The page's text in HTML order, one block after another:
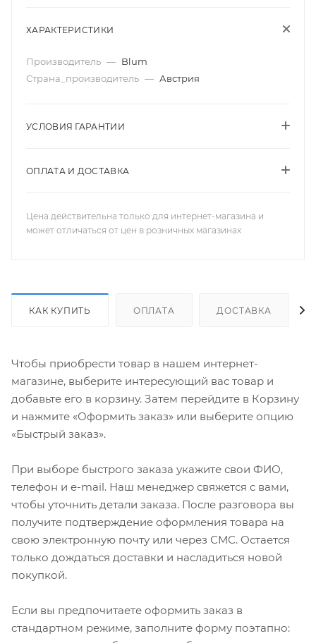
ХАРАКТЕРИСТИКИ
Производитель — Blum
Страна_производитель — Австрия
УСЛОВИЯ ГАРАНТИИ
ОПЛАТА И ДОСТАВКА
Цена действительна только для интернет-магазина и
может отличаться от цен в розничных магазинах
КАК КУПИТЬ ОПЛАТА ДОСТАВКА
Чтобы приобрести товар в нашем интернет-
магазине, выберите интересующий вас товар и
добавьте его в корзину. Затем перейдите в Корзину
и нажмите «Оформить заказ» или выберите опцию
«Быстрый заказ».
При выборе быстрого заказа укажите свои ФИО,
телефон и e-mail. Наш менеджер свяжется с вами,
чтобы уточнить детали заказа. После разговора вы
получите подтверждение оформления товара на
свою электронную почту или через СМС. Остается
только дождаться доставки и насладиться новой
покупкой.
Если вы предпочитаете оформить заказ в
стандартном режиме, заполните форму поэтапно: